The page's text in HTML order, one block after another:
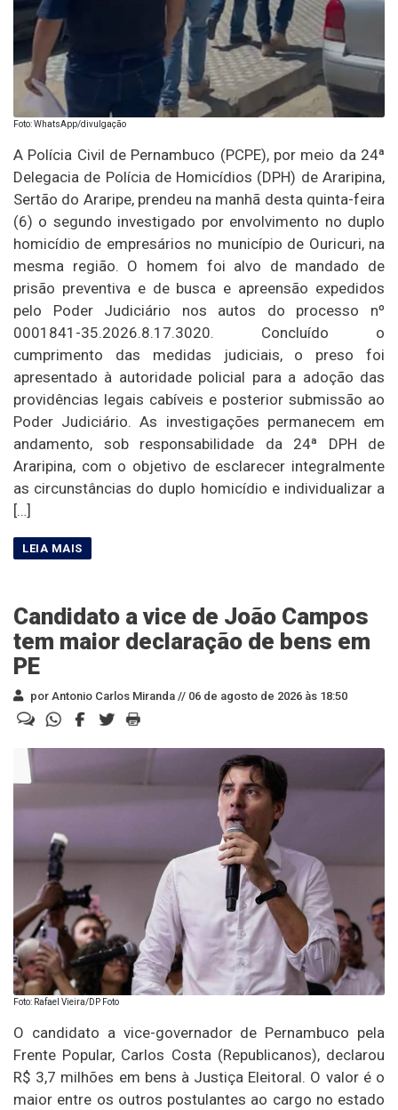
Foto: WhatsApp/divulgação
A Polícia Civil de Pernambuco (PCPE), por meio da 24ª
Delegacia de Polícia de Homicídios (DPH) de Araripina,
Sertão do Araripe, prendeu na manhã desta quinta-feira
(6) o segundo investigado por envolvimento no duplo
homicídio de empresários no município de Ouricuri, na
mesma região. O homem foi alvo de mandado de
prisão preventiva e de busca e apreensão expedidos
pelo Poder Judiciário nos autos do processo nº
0001841-35.2026.8.17.3020. Concluído o
cumprimento das medidas judiciais, o preso foi
apresentado à autoridade policial para a adoção das
providências legais cabíveis e posterior submissão ao
Poder Judiciário. As investigações permanecem em
andamento, sob responsabilidade da 24ª DPH de
Araripina, com o objetivo de esclarecer integralmente
as circunstâncias do duplo homicídio e individualizar a
[…]
Candidato a vice de João Campos
tem maior declaração de bens em
PE
por Antonio Carlos Miranda // 06 de agosto de 2026 às 18:50
Foto: Rafael Vieira/DP Foto
O candidato a vice-governador de Pernambuco pela
Frente Popular, Carlos Costa (Republicanos), declarou
R$ 3,7 milhões em bens à Justiça Eleitoral. O valor é o
maior entre os outros postulantes ao cargo no estado